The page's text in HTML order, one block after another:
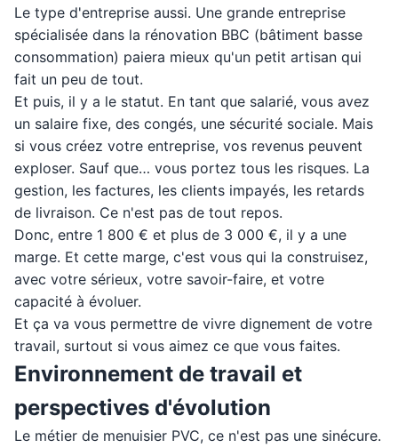
Le type d'entreprise aussi. Une grande entreprise
spécialisée dans la rénovation BBC (bâtiment basse
consommation) paiera mieux qu'un petit artisan qui
fait un peu de tout.
Et puis, il y a le statut. En tant que salarié, vous avez
un salaire fixe, des congés, une sécurité sociale. Mais
si vous créez votre entreprise, vos revenus peuvent
exploser. Sauf que… vous portez tous les risques. La
gestion, les factures, les clients impayés, les retards
de livraison. Ce n'est pas de tout repos.
Donc, entre 1 800 € et plus de 3 000 €, il y a une
marge. Et cette marge, c'est vous qui la construisez,
avec votre sérieux, votre savoir-faire, et votre
capacité à évoluer.
Et ça va vous permettre de vivre dignement de votre
travail, surtout si vous aimez ce que vous faites.
Environnement de travail et
perspectives d'évolution
Le métier de menuisier PVC, ce n'est pas une sinécure.